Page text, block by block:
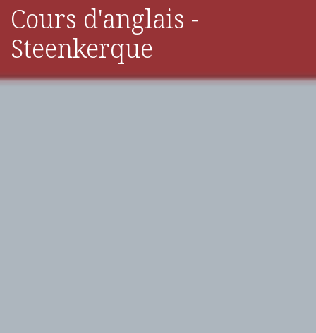
Cours d'anglais -
Steenkerque